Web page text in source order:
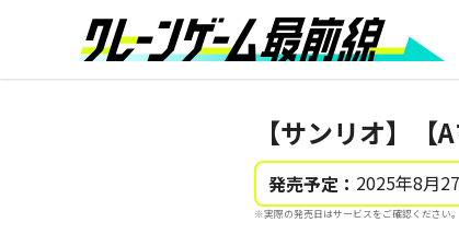
【サンリオ】
発売予定： 2025年8月
※実際の発売日はサービスをご確認ください。